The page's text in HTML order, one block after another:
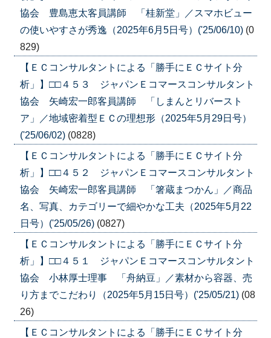
協会 豊島恵太客員講師 「桂新堂」／スマホビュー
の使いやすさが秀逸（2025年6月5日号）('25/06/10) (0
829)
【ＥＣコンサルタントによる「勝手にＥＣサイト分
析」】□□４５３ ジャパンＥコマースコンサルタント
協会 矢崎宏一郎客員講師 「しまんとリバースト
ア」／地域密着型ＥＣの理想形（2025年5月29日号）
('25/06/02) (0828)
【ＥＣコンサルタントによる「勝手にＥＣサイト分
析」】□□４５２ ジャパンＥコマースコンサルタント
協会 矢崎宏一郎客員講師 「箸蔵まつかん」／商品
名、写真、カテゴリーで細やかな工夫（2025年5月22
日号）('25/05/26) (0827)
【ＥＣコンサルタントによる「勝手にＥＣサイト分
析」】□□４５１ ジャパンＥコマースコンサルタント
協会 小林厚士理事 「舟納豆」／素材から容器、売
り方までこだわり（2025年5月15日号）('25/05/21) (08
26)
【ＥＣコンサルタントによる「勝手にＥＣサイト分